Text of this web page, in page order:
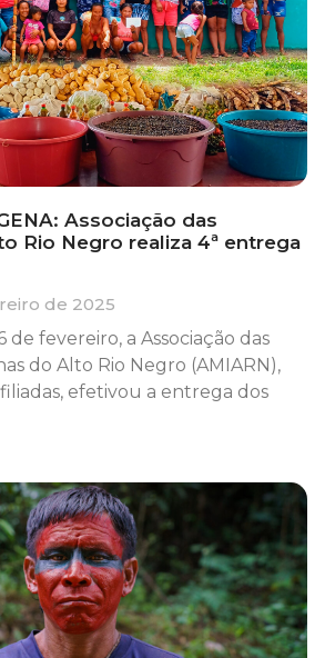
Associação das
Rio Negro realiza 4ª entrega
de 2025
de fevereiro, a Associação das
do Alto Rio Negro (AMIARN),
efetivou a entrega dos